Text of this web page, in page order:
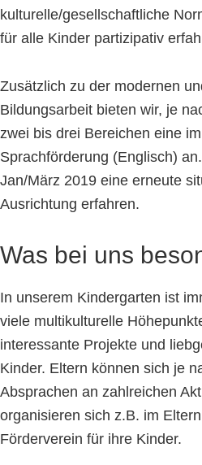
kulturelle/gesellschaftliche
für alle Kinder partizipativ
Zusätzlich zu der modernen
Bildungsarbeit bieten wir, je
zwei bis drei Bereichen eine
Sprachförderung (Englisch)
Jan/März 2019 eine erneute
Ausrichtung erfahren.
Was bei uns
In unserem Kindergarten ist
viele multikulturelle
interessante Projekte und
Kinder. Eltern können sich je
Absprachen an zahlreichen
organisieren sich z.B. im
Förderverein für ihre Kinder.